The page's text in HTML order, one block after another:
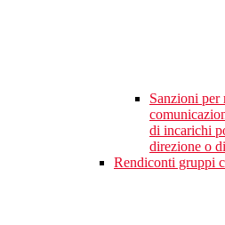
Sanzioni per
di incarichi
direzione o
Rendiconti gruppi